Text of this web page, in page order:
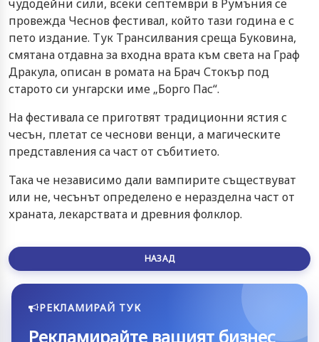
чудодейни сили, всеки септември в Румъния се
провежда Чеснов фестивал, който тази година е с
пето издание. Тук Трансилвания среща Буковина,
смятана отдавна за входна врата към света на Граф
Дракула, описан в ромата на Брач Стокър под
старото си унгарски име „Борго Пас“.
На фестивала се приготвят традиционни ястия с
чесън, плетат се чеснови венци, а магическите
представления са част от събитието.
Така че независимо дали вампирите съществуват
или не, чесънът определено е неразделна част от
храната, лекарствата и древния фолклор.
НАЗАД
РЕКЛАМИРАЙ ТУК
Рекламирайте вашият бизнес